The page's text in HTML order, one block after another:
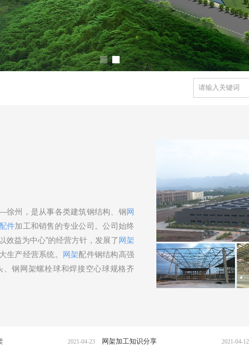
州，是从事各类建筑钢结构、钢网
件加工和销售的专业公司。公司始终
效益为中心”的经营方针，发展了 网架
生产经营系统。
网架配件钢结构高强
钢网架螺栓球和焊接空心球规格齐
网架加工知识分享 网架的加工制